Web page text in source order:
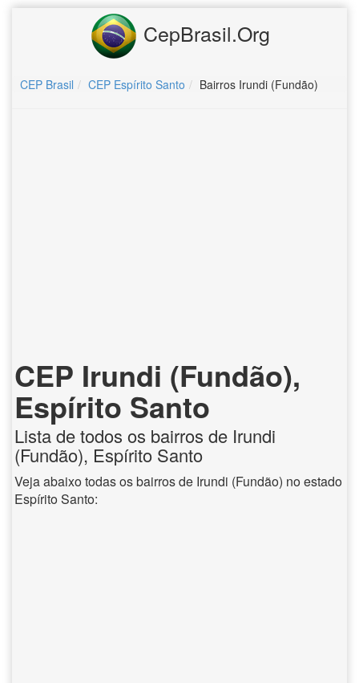
CepBrasil.Org
CEP Brasil CEP Espírito Santo Bairros Irundi (Fundão)
CEP Irundi (Fundão),
Espírito Santo
Lista de todos os bairros de Irundi
(Fundão), Espírito Santo
Veja abaixo todas os bairros de Irundi (Fundão) no estado
Espírito Santo: